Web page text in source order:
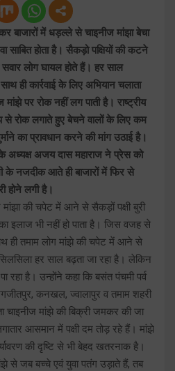
बाजारों में धड़ल्ले से चाइनीज मांझा बेचा
साबित होता है। सैकड़ो पक्षियों की कटने
सवार लोग घायल होते हैं। हर साल
ही कार्रवाई के लिए अभियान चलाता
पर रोक नहीं लग पाती है। राष्ट्रीय
से रोक लगाते हुए बेचने वालों के लिए कम
का प्रावधान करने की मांग उठाई है।
अध्यक्ष अजय दास महाराज ने प्रेस को
के नजदीक आते ही बाजारों में फिर से
होने लगी है।
मांझा की चपेट में आने से सैकड़ों पक्षी बुरी
इलाज भी नहीं हो पाता है। जिस वजह से
ही तमाम लोग मांझे की चपेट में आने से
हर साल बढ़ता जा रहा है। लेकिन
रहा है। उन्होंने कहा कि बसंत पंचमी पर्व
कनखल, ज्वालापुर व तमाम शहरी
चाइनीज मांझे की बिक्री जमकर की जा
आसमान में पक्षी दम तोड़ रहे हैं। मांझे
की दृष्टि से भी बेहद खतरनाक है।
से जब बच्चे एवं युवा पतंग उड़ाते हैं, तब